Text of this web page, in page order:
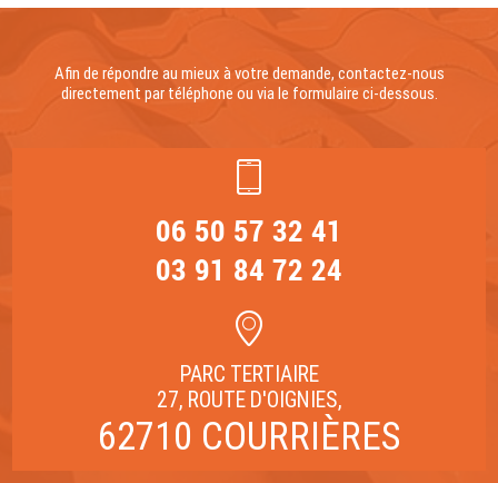
Afin de répondre au mieux à votre demande, contactez-nous
directement par téléphone ou via le formulaire ci-dessous.
06 50 57 32 41
03 91 84 72 24
PARC TERTIAIRE
27, ROUTE D'OIGNIES,
62710 COURRIÈRES